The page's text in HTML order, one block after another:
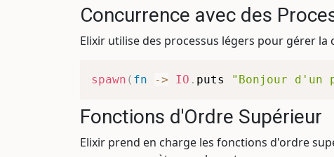
Concurrence avec des
Elixir utilise des processus légers pour gérer
spawn ( fn -> IO . puts "Bonjour d'un
Fonctions d'Ordre Supérieur
Elixir prend en charge les fonctions d'ordre